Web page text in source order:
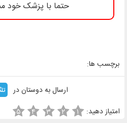
حتما با پزشک خود
برچسب ها:
ارسال به دوستان در
امتیاز دهید: ۱ ۲ ۳ ۴ ۵